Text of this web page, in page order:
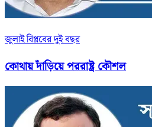
জুলাই বিপ্লবের দুই বছর
কোথায় দাঁড়িয়ে পররাষ্ট্র কৌশল